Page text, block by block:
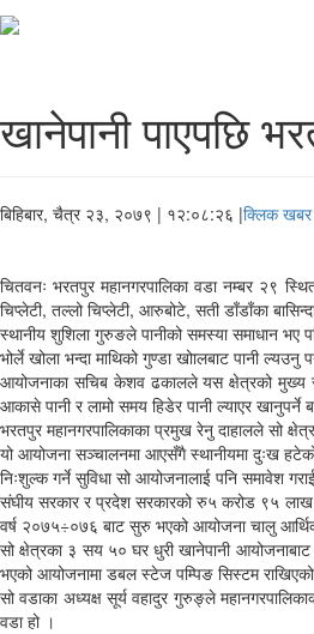
खानेपानी पाएपछि
बिहिबार, चैत्र २३, २०७९ | १२:०८:२६ |क्लिक खबर
चितवनः भरतपुर महानगरपालिका वडा नम्बर २९
चिप्लेटी, तल्लो चिप्लेटी, आरुबोटे, सती डाँडाँका
स्थानीय शुशिला गुरुङले पानीको समस्या समाधान भए
भोर्ले खोला भन्दा माथिको गुण्डा खोालबाट पानी
आयोजनाका सचिब केशव ढकालले यस क्षेत्रको मुख्य
आकासे पानी र लामो समय हिडेर पानी ल्याएर खानुपर्ने
भरतपुर महानगरपालिकाका प्रमुख रेनु दाहालले सो
यो आयोजना सञ्चालनमा आएसँगै स्थानीयमा दुःख
निःशुल्क गर्ने सुविधा सो आयोजनालाई पनि समावेश
संघीय सरकार र प्रदेश सरकारको रु५ करोड ९५ लाख
वर्ष २०७५÷०७६ बाट सुरु भएको आयोजना चालु आर्थिक
सो क्षेत्रका ३ सय ५० घर धुरी खानेपानी
भएको आयोजनामा डबल स्टेज पम्पिङ सिस्टम
सो वडाका अध्यक्ष सूर्य वहादुर गुरुङ्ले
वडा हो ।